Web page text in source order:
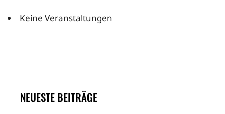
Keine Veranstaltungen
NEUESTE BEITRÄGE